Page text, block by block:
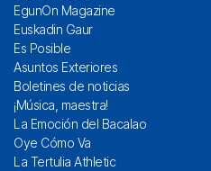
EgunOn Magazine
Euskadin Gaur
Es Posible
Asuntos Exteriores
Boletines de noticias
¡Música, maestra!
La Emoción del Bacalao
Oye Cómo Va
La Tertulia Athletic